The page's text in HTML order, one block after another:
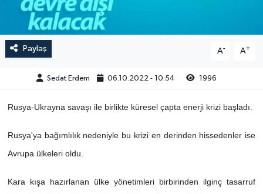
Paylaş A- A+
Sedat Erdem 06.10.2022 - 10:54 1996
Rusya-Ukrayna savaşı ile birlikte küresel çapta enerji krizi başladı.
Rusya'ya bağımlılık nedeniyle bu krizi en derinden hissedenler ise
Avrupa ülkeleri oldu.
Kara kışa hazırlanan ülke yönetimleri birbirinden ilginç tasarruf